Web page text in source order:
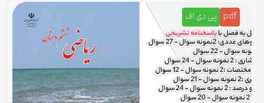
pdf پی دی اف